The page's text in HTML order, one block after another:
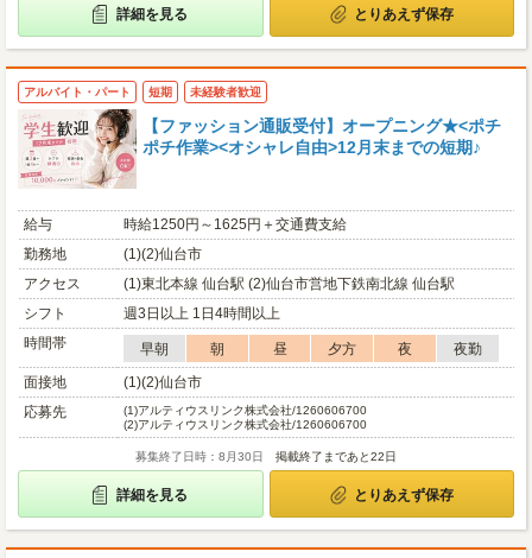
詳細を見る とりあえず保存
アルバイト・パート 短期 未経験者歓迎
【ファッション通販受付】オープニング★<ポチ
ポチ作業><オシャレ自由>12月末までの短期♪
給与
時給1250円～1625円＋交通費支給
勤務地
(1)(2)仙台市
アクセス
(1)東北本線 仙台駅 (2)仙台市営地下鉄南北線 仙台駅
シフト
週3日以上 1日4時間以上
時間帯
早朝 朝 昼 夕方 夜
夜勤
面接地
(1)(2)仙台市
応募先
(1)アルティウスリンク株式会社/1260606700
(2)アルティウスリンク株式会社/1260606700
募集終了日時：8月30日 掲載終了まであと22日
詳細を見る とりあえず保存